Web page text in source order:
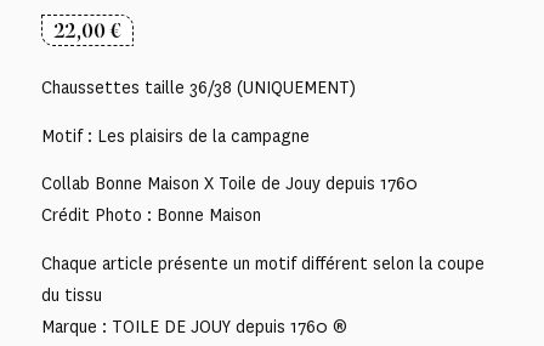
22,00€
Chaussettes taille 36/38 (UNIQUEMENT)
Motif : Les plaisirs de la campagne
Collab Bonne Maison X Toile de Jouy depuis 1760
Crédit Photo : Bonne Maison
Chaque article présente un motif différent selon la coupe
du tissu
Marque : TOILE DE JOUY depuis 1760 ®